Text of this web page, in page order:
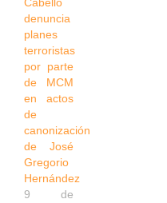
Cabello
denuncia
planes
terroristas
por parte
de MCM
en actos
de
canonización
de José
Gregorio
Hernández
9 de